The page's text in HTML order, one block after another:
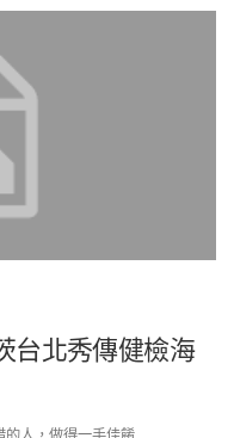
台北秀傳健檢海